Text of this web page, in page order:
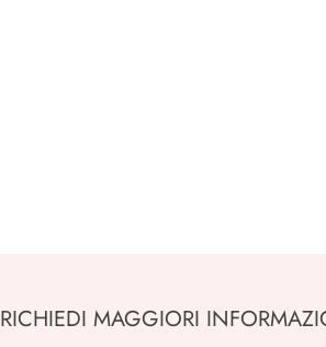
RICHIEDI MAGGIORI